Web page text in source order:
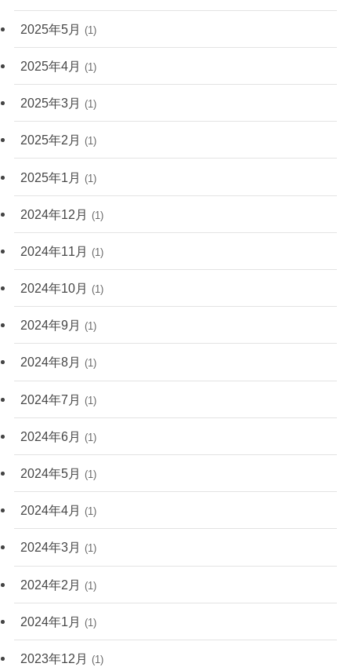
2025年5月 (1)
2025年4月 (1)
2025年3月 (1)
2025年2月 (1)
2025年1月 (1)
2024年12月 (1)
2024年11月 (1)
2024年10月 (1)
2024年9月 (1)
2024年8月 (1)
2024年7月 (1)
2024年6月 (1)
2024年5月 (1)
2024年4月 (1)
2024年3月 (1)
2024年2月 (1)
2024年1月 (1)
2023年12月 (1)